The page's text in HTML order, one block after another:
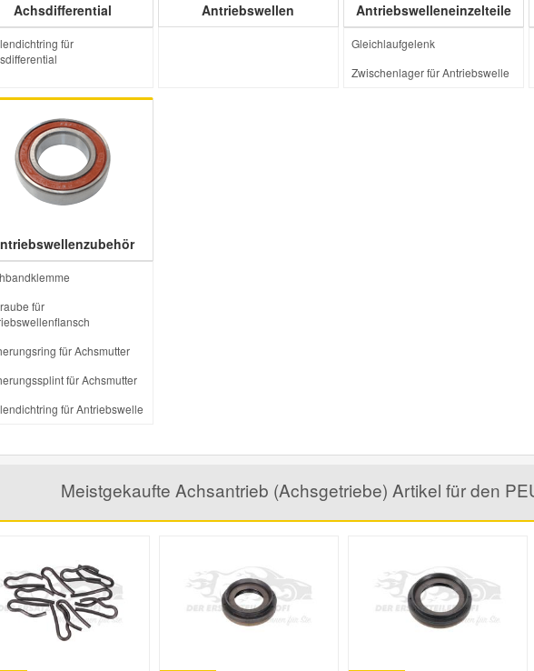
Achsdifferential
für
Antriebswellen Antriebswelleneinzelteile
Gleichlaufgelenk
Zwischenlager für Antriebswelle
für
für Achsmutter
für Achsmutter
für Antriebswelle
Meistgekaufte Achsantrieb (Achsgetriebe) Artikel für den